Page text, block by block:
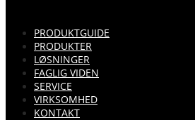
PRODUKTGUIDE
PRODUKTER
LØSNINGER
FAGLIG VIDEN
SERVICE
VIRKSOMHED
KONTAKT